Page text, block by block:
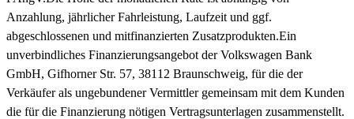
Anzahlung, jährlicher Fahrleistung, Laufzeit und ggf.
abgeschlossenen und mitfinanzierten Zusatzprodukten.Ein
unverbindliches Finanzierungsangebot der Volkswagen Bank
GmbH, Gifhorner Str. 57, 38112 Braunschweig, für die der
Verkäufer als ungebundener Vermittler gemeinsam mit dem Kunden
die für die Finanzierung nötigen Vertragsunterlagen zusammenstellt.